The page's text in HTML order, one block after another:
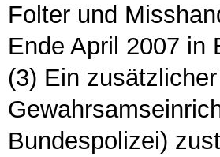
Folter und
Ende April 2007 in
(3) Ein
Bundespolizei)